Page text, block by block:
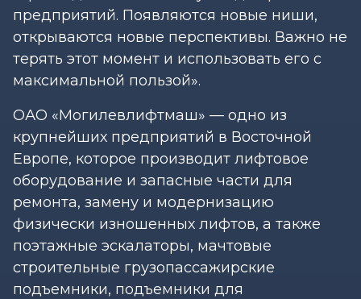
предприятий. Появляются новые ниши,
открываются новые перспективы. Важно не
терять этот момент и использовать его с
максимальной пользой».
ОАО «Могилевлифтмаш» — одно из
крупнейших предприятий в Восточной
Европе, которое производит лифтовое
оборудование и запасные части для
ремонта, замену и модернизацию
физически изношенных лифтов, а также
поэтажные эскалаторы, мачтовые
строительные грузопассажирские
подъемники, подъемники для